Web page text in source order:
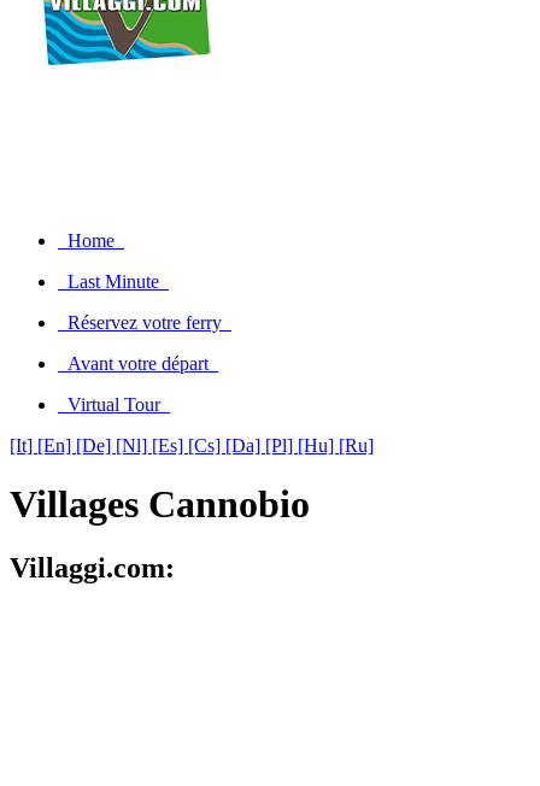
Home
Last Minute
Réservez votre ferry
Avant votre départ
Virtual Tour
[It] [En] [De] [Nl] [Es] [Cs] [Da] [Pl] [Hu] [Ru]
Villages Cannobio
Villaggi.com: